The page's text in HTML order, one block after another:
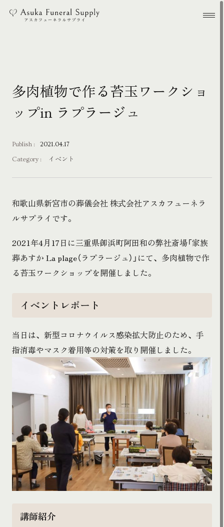
メ
多肉植物で作る苔玉ワークショ
ップin ラプラージュ
Publish : 2021.04.17
Category : イベント
和歌山県新宮市の葬儀会社 株式会社アスカフューネラ
ルサプライです。
2021年4月17日に三重県御浜町阿田和の弊社斎場「家族
葬あすか La plage（ラプラージュ）」にて、多肉植物で作
る苔玉ワークショップを開催しました。
イベントレポート
当日は、新型コロナウイルス感染拡大防止のため、手
指消毒やマスク着用等の対策を取り開催しました。
講師紹介